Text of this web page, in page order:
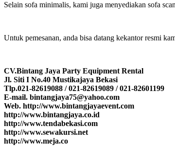
Selain sofa minimalis, kami juga menyediakan sofa
Untuk pemesanan, anda bisa datang kekantor resmi
CV.Bintang Jaya Party Equipment Rental
Jl. Siti I No.40 Mustikajaya Bekasi
Tlp.021-82619088 / 021-82619089 / 021-82601199
E-mail. bintangjaya75@yahoo.com
Web. http://www.bintangjayaevent.com
http://www.bintangjaya.co.id
http://www.tendabekasi.com
http://www.sewakursi.net
http://www.meja.co